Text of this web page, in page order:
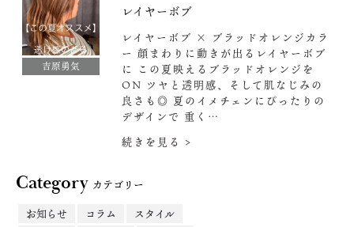
吉原勇気
レイヤーボブ
レイヤーボブ × ブラッドオレンジカラ
ー 顔まわりに動きが出るレイヤーボブ
に この夏映えるブラッドオレンジを
ON ツヤと透明感、そして肌なじみの
良さも◎ 夏のイメチェンにぴったりの
デザインで 重く…
続きを見る >
Categoryカテゴリー
お知らせ
コラム
スタイル